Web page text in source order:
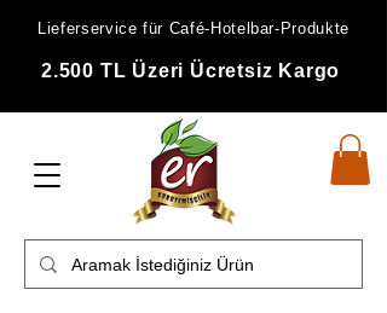
Lieferservice für Café-Hotelbar-Produkte
2.500 TL Üzeri Ücretsiz Kargo